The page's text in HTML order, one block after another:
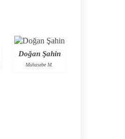
Doğan Şahin
Muhasebe M.